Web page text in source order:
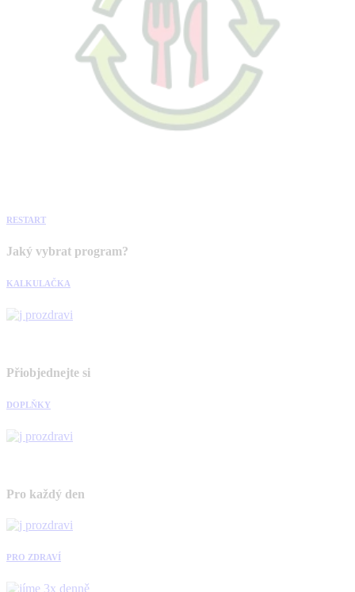
RESTART
Jaký vybrat program?
KALKULAČKA
Přiobjednejte si
DOPLŇKY
Pro každý den
PRO ZDRAVÍ